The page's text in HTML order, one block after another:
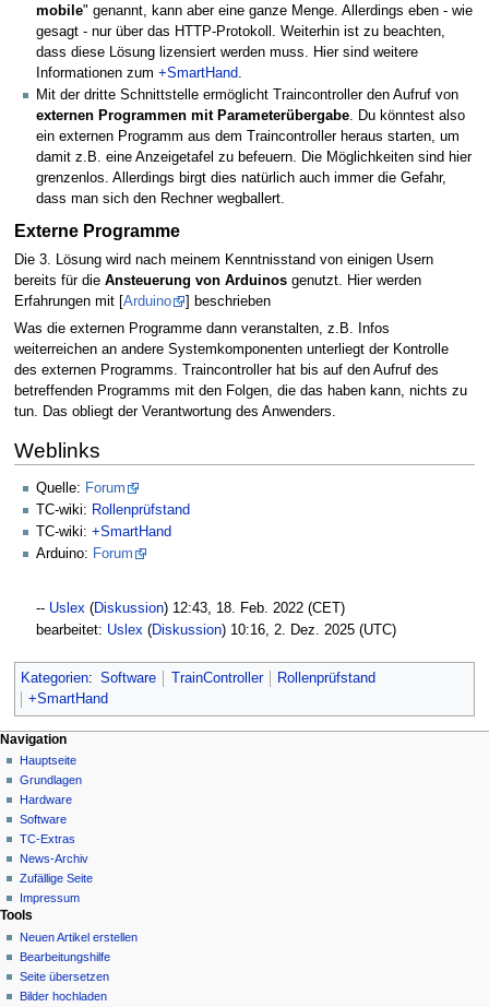
mobile" genannt, kann aber eine ganze Menge. Allerdings eben - wie
gesagt - nur über das HTTP-Protokoll. Weiterhin ist zu beachten,
dass diese Lösung lizensiert werden muss. Hier sind weitere
Informationen zum +SmartHand.
Mit der dritte Schnittstelle ermöglicht Traincontroller den Aufruf von
externen Programmen mit Parameterübergabe. Du könntest also
ein externen Programm aus dem Traincontroller heraus starten, um
damit z.B. eine Anzeigetafel zu befeuern. Die Möglichkeiten sind hier
grenzenlos. Allerdings birgt dies natürlich auch immer die Gefahr,
dass man sich den Rechner wegballert.
Externe Programme
Die 3. Lösung wird nach meinem Kenntnisstand von einigen Usern
bereits für die Ansteuerung von Arduinosgenutzt. Hier werden
Erfahrungen mit [Arduino
] beschrieben
Was die externen Programme dann veranstalten, z.B. Infos
weiterreichen an andere Systemkomponenten unterliegt der Kontrolle
des externen Programms. Traincontroller hat bis auf den Aufruf des
betreffenden Programms mit den Folgen, die das haben kann, nichts zu
tun. Das obliegt der Verantwortung des Anwenders.
Weblinks
Quelle: Forum
TC-wiki: Rollenprüfstand
TC-wiki: +SmartHand
Arduino: Forum
-- Uslex (Diskussion) 12:43, 18. Feb. 2022 (CET)
bearbeitet: Uslex (Diskussion) 10:16, 2. Dez. 2025 (UTC)
Kategorien: Software TrainController
Rollenprüfstand
+SmartHand
N
a
v
g
a
i
o
n
s
Seitenaktionen
Seite
Diskussion
Lesen
Quelltext
anzeigen
Versionsgeschichte
Meine Werkzeuge
Deutsch
Anmelden
Navigation
Hauptseite
Grundlagen
Hardware
Software
TC-Extras
News-Archiv
Zufällige Seite
Impressum
Tools
Neuen Artikel erstellen
Bearbeitungshilfe
Seite übersetzen
Bilder hochladen